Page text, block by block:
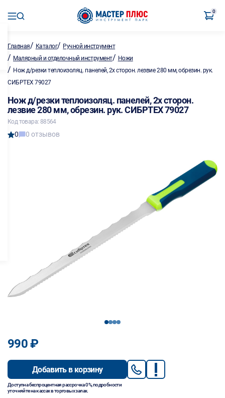
0
Главная/ Каталог/ Ручной инструмент
/ Малярный и отделочный инструмент/ Ножи
/ Нож д/резки теплоизоляц. панелей, 2х сторон. лезвие 280 мм, обрезин. рук.
СИБРТЕХ 79027
Нож д/резки теплоизоляц. панелей, 2х сторон.
лезвие 280 мм, обрезин. рук. СИБРТЕХ 79027
Код товара: 88564
0 0 отзывов
1234
990 ₽
Добавить в корзину
Доступна беспроцентная рассрочка 0%, подробности
уточняйте на кассах в торговых залах.